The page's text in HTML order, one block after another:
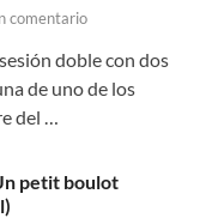
comentario
doble con dos
de uno de los
del …
petit boulot